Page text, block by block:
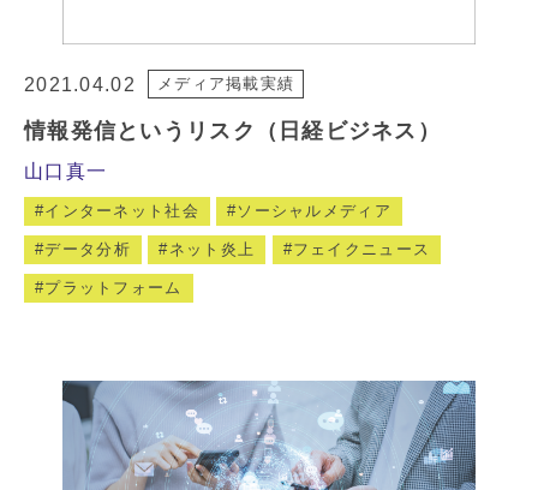
2021.04.02 メディア掲載実績
情報発信というリスク（日経ビジネス）
山口真一
インターネット社会 ソーシャルメディア
データ分析 ネット炎上 フェイクニュース
プラットフォーム